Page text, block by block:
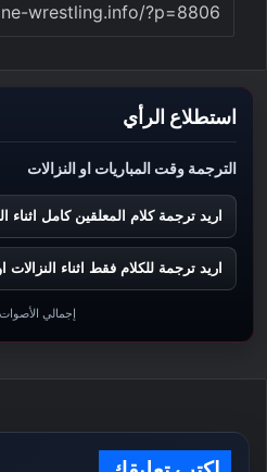
استطلاع الرأي
الترجمة وقت المباريات او النزالات
اريد ترجمة كلام المعلقين كامل اثناء
اريد ترجمة للكلام فقط اثناء النزالات
إجمالي